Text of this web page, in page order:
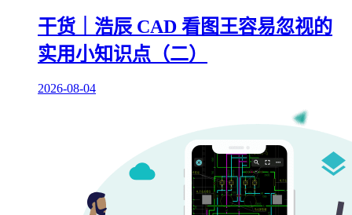
干货｜浩辰 CAD 看图王容易忽视的
实用小知识点（二）
2026-08-04